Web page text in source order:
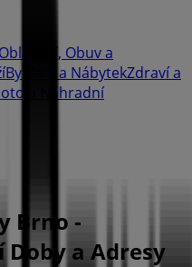
Oblečení, Obuv a
Bydlení a NábytekZdraví a
a Náhradní
Brno -
Doby a Adresy